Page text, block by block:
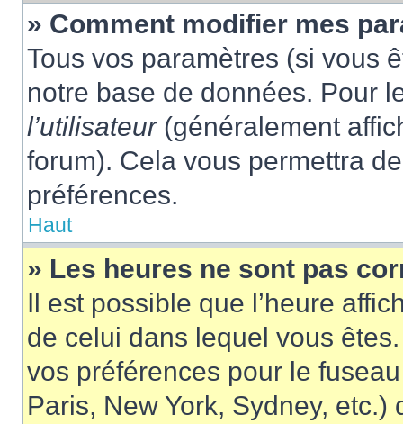
» Comment modifier mes
Tous vos paramètres (si vous
notre base de données. Pour
l’utilisateur(généralement
forum). Cela vous permettra
préférences.
Haut
» Les heures ne sont pas
Il est possible que l’heure
de celui dans lequel vous
vos préférences pour le
Paris, New York, Sydney, etc.)